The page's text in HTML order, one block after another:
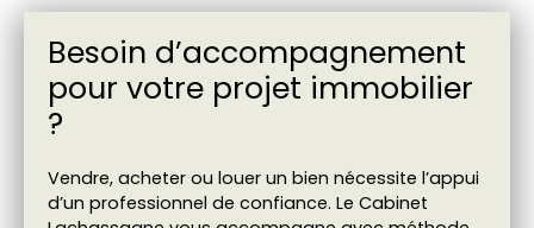
Besoin d’accompagnement
pour votre projet immobilier
?
Vendre, acheter ou louer un bien nécessite l’appui
d’un professionnel de confiance. Le Cabinet